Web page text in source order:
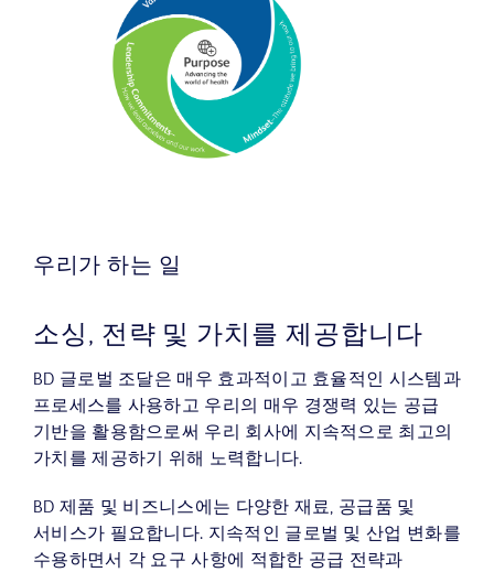
우리가 하는 일
소싱, 전략 및 가치를 제공합니다
BD 글로벌 조달은 매우 효과적이고 효율적인 시스템과
프로세스를 사용하고 우리의 매우 경쟁력 있는 공급
기반을 활용함으로써 우리 회사에 지속적으로 최고의
가치를 제공하기 위해 노력합니다.
BD 제품 및 비즈니스에는 다양한 재료, 공급품 및
서비스가 필요합니다. 지속적인 글로벌 및 산업 변화를
수용하면서 각 요구 사항에 적합한 공급 전략과